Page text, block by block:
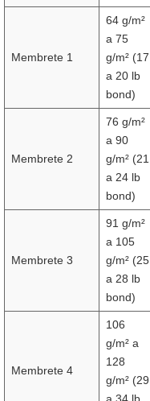
Membrete 1
64 g/m²
a 75
g/m² (17
a 20 lb
bond)
Membrete 2
76 g/m²
a 90
g/m² (21
a 24 lb
bond)
Membrete 3
91 g/m²
a 105
g/m² (25
a 28 lb
bond)
Membrete 4
106
g/m² a
128
g/m² (29